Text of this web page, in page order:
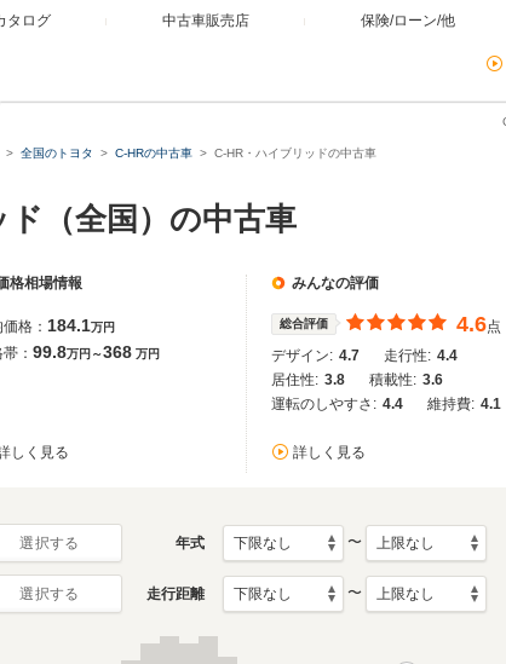
タログ 中古車販売店 保険/ローン/他
全国のトヨタ C-HRの中古車 C-HR・ハイブリッドの中古車
（全国）の中古車
格相場情報
格： 184.1万円
： 99.8万円～368 万円
しく見る
みんなの評価
総合評価 4.6点
デザイン: 4.7 走行性: 4.4
居住性: 3.8 積載性: 3.6
運転のしやすさ: 4.4 維持費: 4.1
詳しく見る
選択する 年式 〜
選択する 走行距離 〜